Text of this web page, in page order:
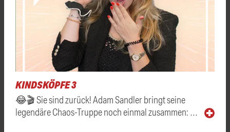
KINDSKÖPFE 3
😂🎬 Sie sind zurück! Adam Sandler bringt seine
legendäre Chaos-Truppe noch einmal zusammen: …